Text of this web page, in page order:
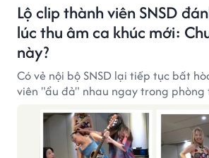
Lộ clip thành viên SNSD
lúc thu âm ca khúc mới:
này?
Có vẻ nội bộ SNSD lại tiếp tục bất
viên "ẩu đả" nhau ngay trong phòng